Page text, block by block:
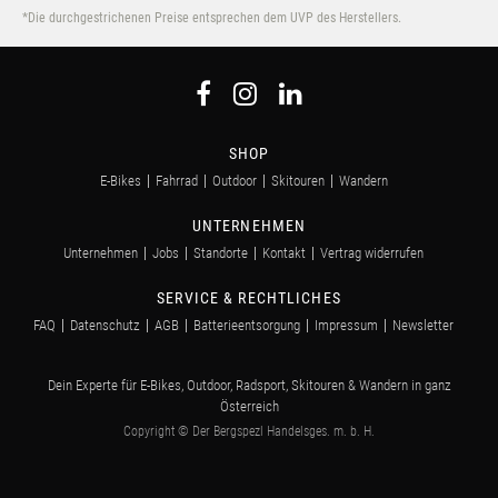
*Die durchgestrichenen Preise entsprechen dem UVP des Herstellers.
SHOP
E-Bikes Fahrrad Outdoor Skitouren Wandern
UNTERNEHMEN
Unternehmen Jobs Standorte Kontakt Vertrag widerrufen
SERVICE & RECHTLICHES
FAQ Datenschutz AGB Batterieentsorgung Impressum Newsletter
Dein Experte für E-Bikes, Outdoor, Radsport, Skitouren & Wandern in ganz
Österreich
Copyright © Der Bergspezl Handelsges. m. b. H.